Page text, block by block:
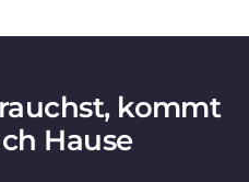
kommt
Hause